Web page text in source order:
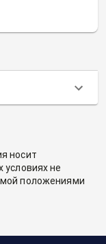
носит
условиях не
положениями